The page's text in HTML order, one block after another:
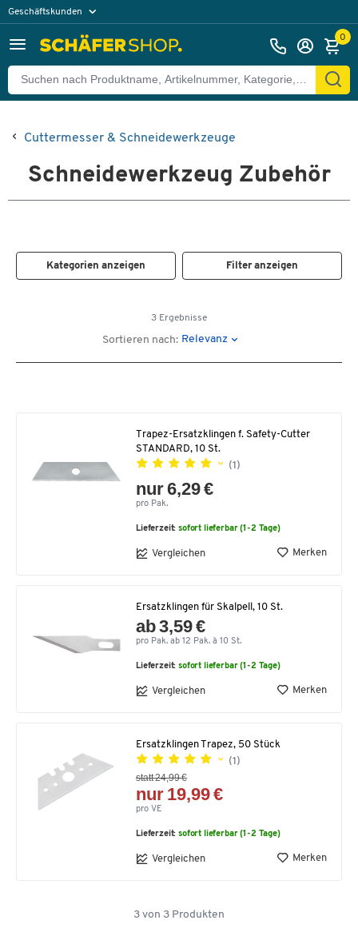
Geschäftskunden
0
Cuttermesser & Schneidewerkzeuge
Schneidewerkzeug Zubehör
Kategorien anzeigen Filter anzeigen
3 Ergebnisse
Sortieren nach: Relevanz
Trapez-Ersatzklingen f. Safety-Cutter
STANDARD, 10 St.
(1)
nur 6,29 €
pro Pak.
Lieferzeit:sofort lieferbar (1-2 Tage)
Vergleichen Merken
Ersatzklingen für Skalpell, 10 St.
ab 3,59 €
pro Pak. ab 12 Pak. à 10 St.
Lieferzeit:sofort lieferbar (1-2 Tage)
Vergleichen Merken
Ersatzklingen Trapez, 50 Stück
(1)
statt 24,99 €
nur 19,99 €
pro VE
Lieferzeit:sofort lieferbar (1-2 Tage)
Vergleichen Merken
3 von 3 Produkten